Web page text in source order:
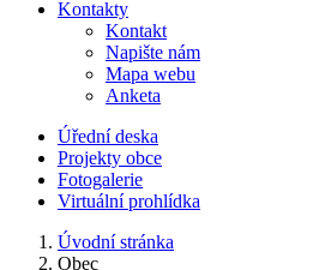
Kontakty
Kontakt
Napište nám
Mapa webu
Anketa
Úřední deska
Projekty obce
Fotogalerie
Virtuální prohlídka
Úvodní stránka
Obec